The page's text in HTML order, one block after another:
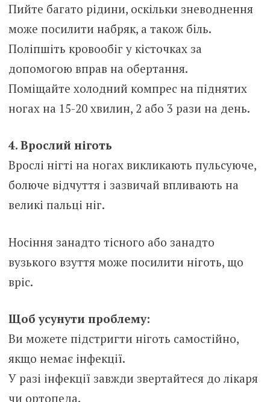
Пийте багато рідини, оскільки зневоднення
може посилити набряк, а також біль.
Поліпшіть кровообіг у кісточках за
допомогою вправ на обертання.
Поміщайте холодний компрес на піднятих
ногах на 15-20 хвилин, 2 або 3 рази на день.
4. Врослий ніготь
Врослі нігті на ногах викликають пульсуюче,
болюче відчуття і зазвичай впливають на
великі пальці ніг.
Носіння занадто тісного або занадто
вузького взуття може посилити ніготь, що
вріс.
Щоб усунути проблему:
Ви можете підстригти ніготь самостійно,
якщо немає інфекції.
У разі інфекції завжди звертайтеся до лікаря
чи ортопеда.